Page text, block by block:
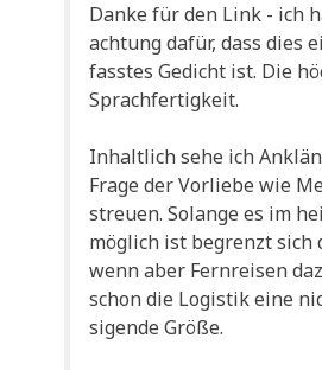
Dan­ke für den Link - ich
ach­tung dafür, dass dies
fass­tes Gedicht ist. Die
Sprachfertigkeit.
Inhalt­lich sehe ich
Fra­ge der Vor­lie­be wie
streu­en. Solan­ge es im
mög­lich ist begrenzt sich
wenn aber Fern­rei­sen
schon die Logi­stik eine
si­gen­de Größe.